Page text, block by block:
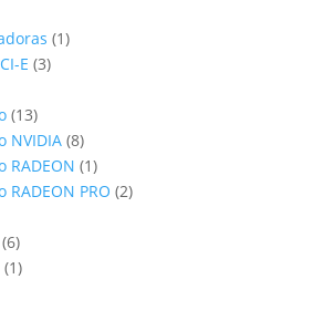
11
E 33
1313
productos
NVIDIA 88
productos
RADEON 11
producto
PRO 22
66
productos
11